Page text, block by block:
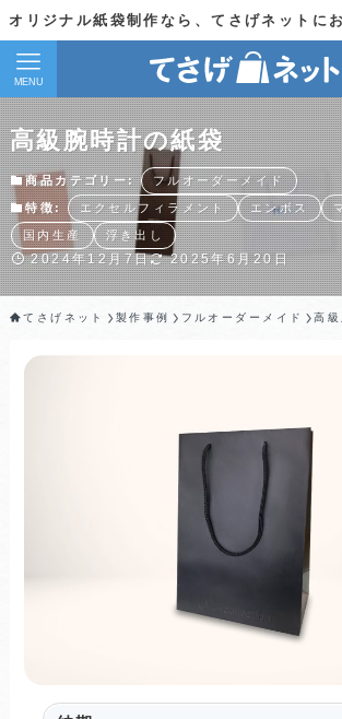
オリジナル紙袋制作なら、てさげネットに
MENU
高級腕時計の紙袋
商品カテゴリー: フルオーダーメイド
特徴: エクセルフィラメント エンボス
国内生産 浮き出し
2024年12月7日 2025年6月20日
てさげネット 製作事例 フルオーダーメイド 高